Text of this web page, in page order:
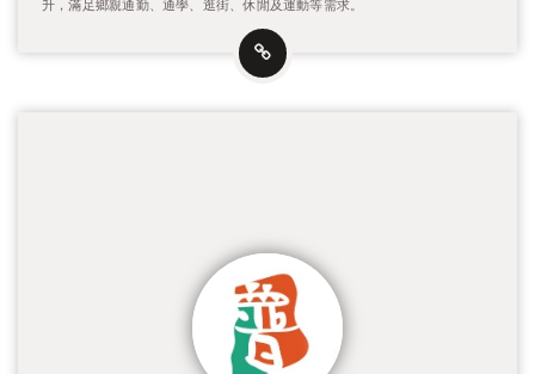
升，滿足鄉親通勤、通學、逛街、休閒及運動等需求。